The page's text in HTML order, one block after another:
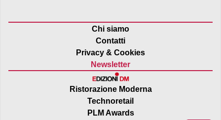
Chi siamo
Contatti
Privacy & Cookies
Newsletter
Ristorazione Moderna
Technoretail
PLM Awards